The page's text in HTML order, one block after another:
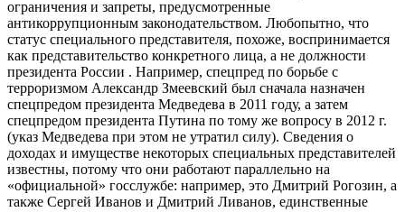
ограничения и запреты, предусмотренные
антикоррупционным законодательством. Любопытно, что
статус специального представителя, похоже, воспринимается
как представительство конкретного лица, а не должности
президента России . Например, спецпред по борьбе с
терроризмом Александр Змеевский был сначала назначен
спецпредом президента Медведева в 2011 году, а затем
спецпредом президента Путина по тому же вопросу в 2012 г.
(указ Медведева при этом не утратил силу). Сведения о
доходах и имуществе некоторых специальных представителей
известны, потому что они работают параллельно на
«официальной» госслужбе: например, это Дмитрий Рогозин, а
также Сергей Иванов и Дмитрий Ливанов, единственные